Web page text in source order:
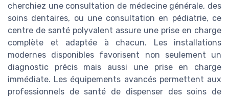
cherchiez une consultation de médecine générale, des
soins dentaires, ou une consultation en pédiatrie, ce
centre de santé polyvalent assure une prise en charge
complète et adaptée à chacun. Les installations
modernes disponibles favorisent non seulement un
diagnostic précis mais aussi une prise en charge
immédiate. Les équipements avancés permettent aux
professionnels de santé de dispenser des soins de